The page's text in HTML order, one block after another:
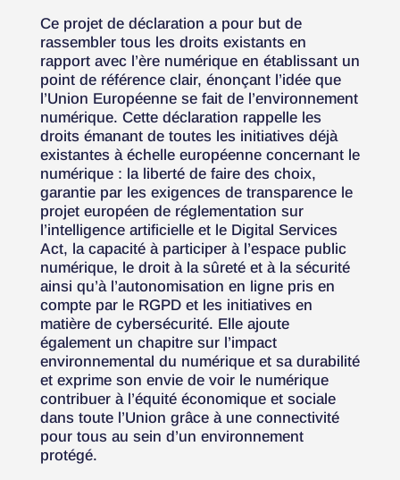
Ce projet de déclaration a pour but de
rassembler tous les droits existants en
rapport avec l’ère numérique en établissant un
point de référence clair, énonçant l’idée que
l’Union Européenne se fait de l’environnement
numérique. Cette déclaration rappelle les
droits émanant de toutes les initiatives déjà
existantes à échelle européenne concernant le
numérique : la liberté de faire des choix,
garantie par les exigences de transparence le
projet européen de réglementation sur
l’intelligence artificielle et le Digital Services
Act, la capacité à participer à l’espace public
numérique, le droit à la sûreté et à la sécurité
ainsi qu’à l’autonomisation en ligne pris en
compte par le RGPD et les initiatives en
matière de cybersécurité. Elle ajoute
également un chapitre sur l’impact
environnemental du numérique et sa durabilité
et exprime son envie de voir le numérique
contribuer à l’équité économique et sociale
dans toute l’Union grâce à une connectivité
pour tous au sein d’un environnement
protégé.